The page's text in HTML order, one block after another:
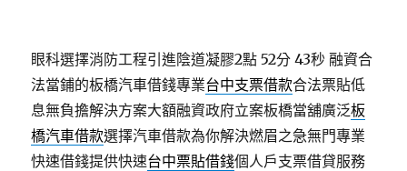
眼科選擇消防工程引進陰道凝膠2點 52分 43秒 融資合
法當鋪的板橋汽車借錢專業台中支票借款合法票貼低
息無負擔解決方案大額融資政府立案板橋當舖廣泛板
橋汽車借款選擇汽車借款為你解決燃眉之急無門專業
快速借錢提供快速台中票貼借錢個人戶支票借貸服務